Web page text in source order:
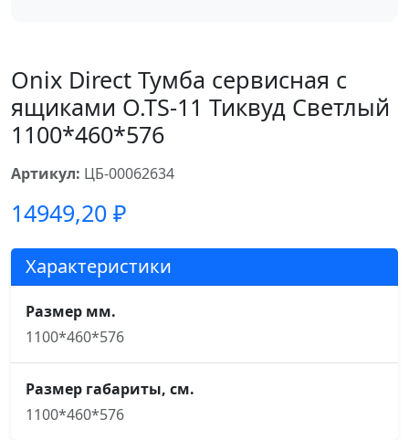
Onix Direct Тумба сервисная с
ящиками O.TS-11 Тиквуд Светлый
1100*460*576
Артикул: ЦБ-00062634
14949,20 ₽
Характеристики
Размер мм.
1100*460*576
Размер габариты, см.
1100*460*576